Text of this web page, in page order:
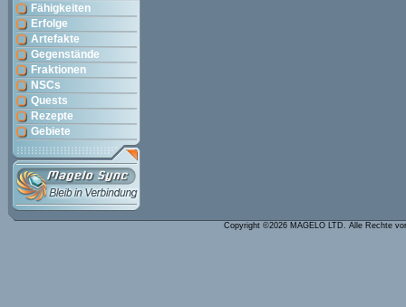
Fähigkeiten
Erfolge
Artefakte
Gegenstände
Fraktionen
NSCs
Quests
Rezepte
Gebiete
Copyright ©2026 MAGELO LTD. Alle Rechte